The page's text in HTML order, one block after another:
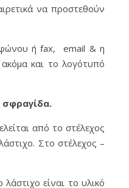
να προστεθούν
ή fax, email & η
και το λογότυπό
σφραγίδα.
από το στέλεχος
Στο στέλεχος –
είναι το υλικό